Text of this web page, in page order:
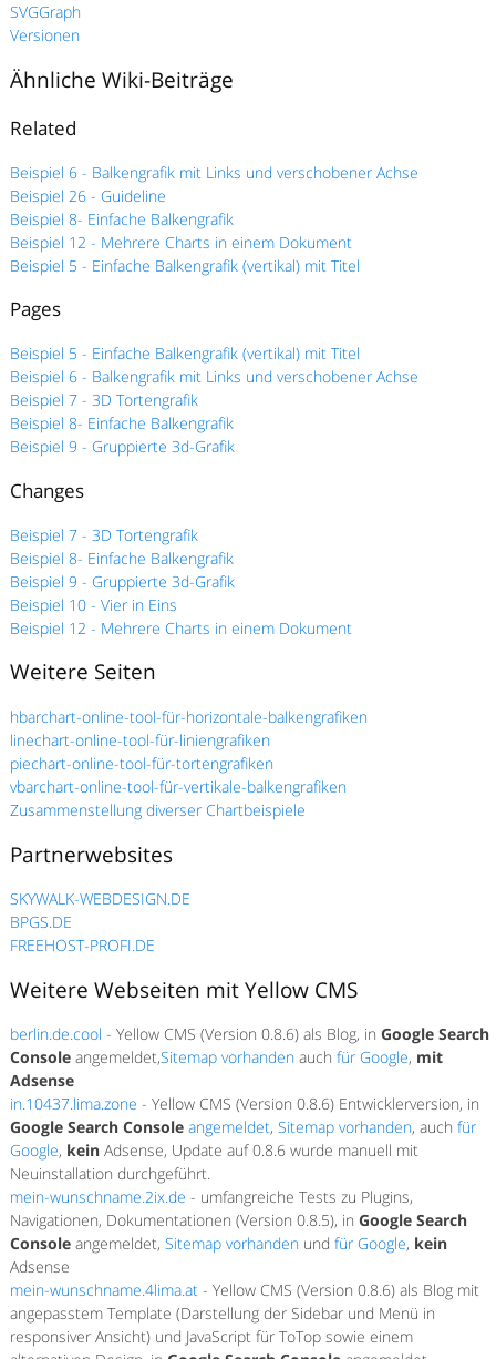
SVGGraph
Versionen
Ähnliche Wiki-Beiträge
Related
Beispiel 6 - Balkengrafik mit Links und verschobener Achse
Beispiel 26 - Guideline
Beispiel 8- Einfache Balkengrafik
Beispiel 12 - Mehrere Charts in einem Dokument
Beispiel 5 - Einfache Balkengrafik (vertikal) mit Titel
Pages
Beispiel 5 - Einfache Balkengrafik (vertikal) mit Titel
Beispiel 6 - Balkengrafik mit Links und verschobener Achse
Beispiel 7 - 3D Tortengrafik
Beispiel 8- Einfache Balkengrafik
Beispiel 9 - Gruppierte 3d-Grafik
Changes
Beispiel 7 - 3D Tortengrafik
Beispiel 8- Einfache Balkengrafik
Beispiel 9 - Gruppierte 3d-Grafik
Beispiel 10 - Vier in Eins
Beispiel 12 - Mehrere Charts in einem Dokument
Weitere Seiten
hbarchart-online-tool-für-horizontale-balkengrafiken
linechart-online-tool-für-liniengrafiken
piechart-online-tool-für-tortengrafiken
vbarchart-online-tool-für-vertikale-balkengrafiken
Zusammenstellung diverser Chartbeispiele
Partnerwebsites
SKYWALK-WEBDESIGN.DE
BPGS.DE
FREEHOST-PROFI.DE
Weitere Webseiten mit Yellow CMS
berlin.de.cool - Yellow CMS (Version 0.8.6) als Blog, inGoogle Search
Console angemeldet,Sitemap vorhanden auchfür Google, mit
Adsense
in.10437.lima.zone - Yellow CMS (Version 0.8.6) Entwicklerversion, in
Google Search Console angemeldet,Sitemap vorhanden, auchfür
Google, kein Adsense, Update auf 0.8.6 wurde manuell mit
Neuinstallation durchgeführt.
mein-wunschname.2ix.de - umfangreiche Tests zu Plugins,
Navigationen, Dokumentationen (Version 0.8.5), inGoogle Search
Console angemeldet,Sitemap vorhanden undfür Google, kein
Adsense
mein-wunschname.4lima.at - Yellow CMS (Version 0.8.6) als Blog mit
angepasstem Template (Darstellung der Sidebar und Menü in
responsiver Ansicht) und JavaScript für ToTop sowie einem